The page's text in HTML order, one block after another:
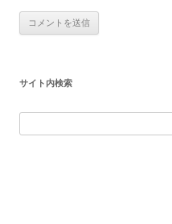
サイト内検索